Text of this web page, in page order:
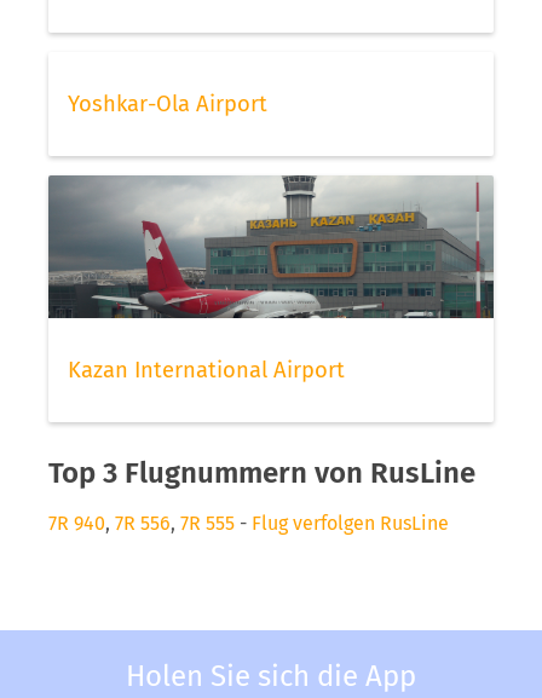
Yoshkar-Ola Airport
Kazan International Airport
Top 3 Flugnummern von RusLine
7R 940, 7R 556, 7R 555 - Flug verfolgen RusLine
Holen Sie sich die App